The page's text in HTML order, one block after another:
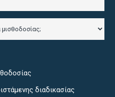
διαδικασίας